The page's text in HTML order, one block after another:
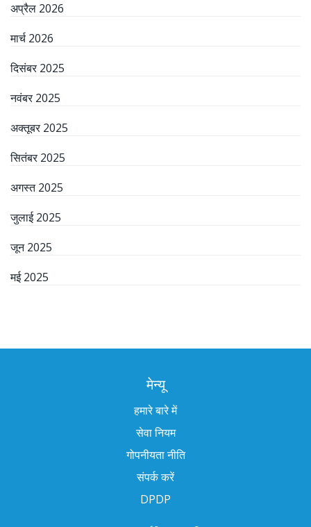
अप्रैल 2026
मार्च 2026
दिसंबर 2025
नवंबर 2025
अक्तूबर 2025
सितंबर 2025
अगस्त 2025
जुलाई 2025
जून 2025
मई 2025
मेन्यू
हमारे बारे में
सेवा नियम
गोपनीयता नीति
संपर्क करें
DPDP